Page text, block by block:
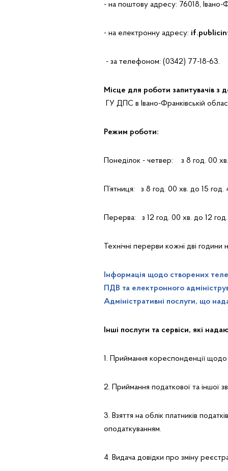
- на поштову адресу: 76018, Івано-
- на електронну адресу:
- за телефоном: (0342) 77-18-63.
Місце для роботи запитувачів з
ГУ ДПС в Івано-Франківській
Режим роботи:
Понеділок - четвер: з 8 год. 00
П’ятниця: з 8 год. 00 хв. до 15 год.
Перерва: з 12 год. 00 хв. до 12
Технічні перерви кожні дві
Інформація щодо створених
ПДВ та електронного
Адміністративні послуги, що
Інші послуги та сервіси, які
1. Приймання кореспонденції щодо
2. Приймання податкової та іншої
3. Взяття на облік платників
оподаткуванням.
4. Видача довідки про зміну